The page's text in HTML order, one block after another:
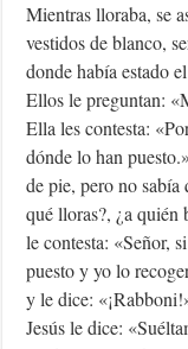
Mientras lloraba, se
vestidos de blanco,
donde había estado
Ellos le preguntan:
Ella les contesta:
dónde lo han
de pie, pero no sabía
qué lloras?, ¿a quién
le contesta: «Señor,
puesto y yo lo
y le dice:
Jesús le dice: